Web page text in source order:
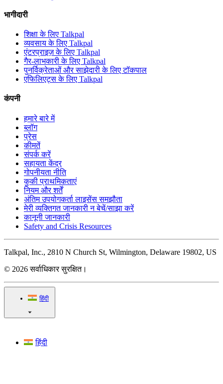
भागीदारी
शिक्षा के लिए Talkpal
व्यवसाय के लिए Talkpal
एंटरप्राइज़ के लिए Talkpal
गैर-लाभकारी के लिए Talkpal
पुनर्विक्रेताओं और साझेदारी के लिए टॉकपाल
एफिलिएट्स के लिए Talkpal
कंपनी
हमारे बारे में
ब्लॉग
प्रेस
कीमतें
संपर्क करें
सहायता केंद्र
गोपनीयता नीति
कुकी प्राथमिकताएं
नियम और शर्तें
अंतिम उपयोगकर्ता लाइसेंस समझौता
मेरी व्यक्तिगत जानकारी न बेचें/साझा करें
कानूनी जानकारी
Safety and Crisis Resources
Talkpal, Inc., 2810 N Church St, Wilmington, Delaware 19802, US
© 2026 सर्वाधिकार सुरक्षित।
हिंदी
हिंदी